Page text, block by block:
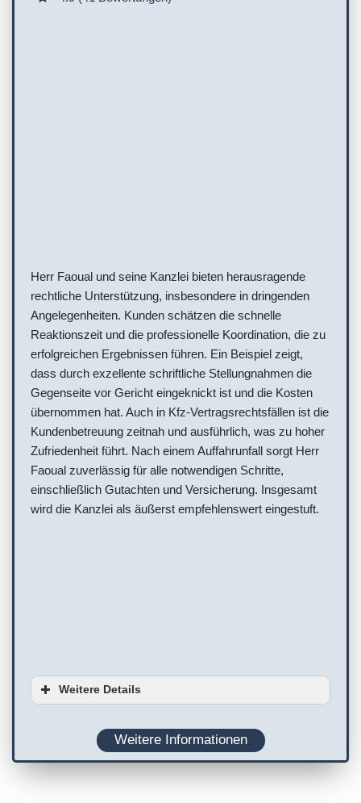
Herr Faoual und seine Kanzlei bieten herausragende
rechtliche Unterstützung, insbesondere in dringenden
Angelegenheiten. Kunden schätzen die schnelle
Reaktionszeit und die professionelle Koordination, die zu
erfolgreichen Ergebnissen führen. Ein Beispiel zeigt,
dass durch exzellente schriftliche Stellungnahmen die
Gegenseite vor Gericht eingeknickt ist und die Kosten
übernommen hat. Auch in Kfz-Vertragsrechtsfällen ist die
Kundenbetreuung zeitnah und ausführlich, was zu hoher
Zufriedenheit führt. Nach einem Auffahrunfall sorgt Herr
Faoual zuverlässig für alle notwendigen Schritte,
einschließlich Gutachten und Versicherung. Insgesamt
wird die Kanzlei als äußerst empfehlenswert eingestuft.
Weitere Details
Rollstuhlgerechter Parkplatz
Weitere Informationen